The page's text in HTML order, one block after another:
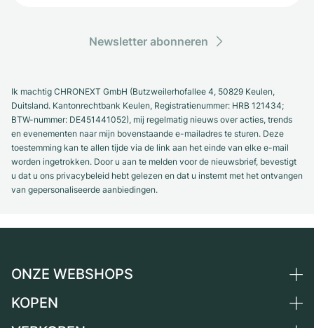
Newsletter abonneren
Ik machtig CHRONEXT GmbH (Butzweilerhofallee 4, 50829 Keulen,
Duitsland. Kantonrechtbank Keulen, Registratienummer: HRB 121434;
BTW-nummer: DE451441052), mij regelmatig nieuws over acties, trends
en evenementen naar mijn bovenstaande e-mailadres te sturen. Deze
toestemming kan te allen tijde via de link aan het einde van elke e-mail
worden ingetrokken. Door u aan te melden voor de nieuwsbrief, bevestigt
u dat u ons privacybeleid hebt gelezen en dat u instemt met het ontvangen
van gepersonaliseerde aanbiedingen.
ONZE WEBSHOPS
Duitsland
KOPEN